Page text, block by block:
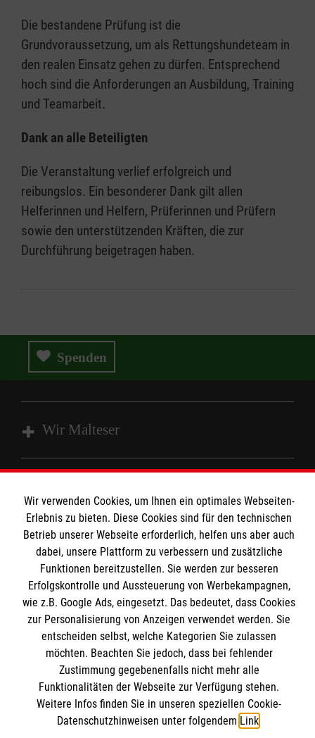
Die bestandene Prüfung ist die
Grundvoraussetzung, um als Rettungshundeteam in
den realen Einsatz gehen zu dürfen. Entsprechend
hoch sind die Anforderungen an Ausbildung, Training
und Teamarbeit.
Dank an alle Beteiligten
Die Veranstaltung verlief erfolgreich und
reibungslos. Ein besonderer Dank gilt allen
Helferinnen und Helfern, Prüferinnen und Prüfern
sowie den unterstützenden Kräften, die zur
Durchführung beigetragen haben.
Spenden
Wir Malteser
Angebote & Leistungen
Kursangebote
Mitarbeiten
Wir Malteser
Informationen
Kontakt
Impressum
Datenschutz
Barrierefreiheit
Interner Bereich
Malteser online
Malteserorden
Malteser Jugend
Malteser International
Sharepoint
Spendenkonto
Empfänger: Malteser Hilfsdienst e.V.
Wir verwenden Cookies, um Ihnen ein optimales Webseiten-
Erlebnis zu bieten. Diese Cookies sind für den technischen
Betrieb unserer Webseite erforderlich, helfen uns aber auch
dabei, unsere Plattform zu verbessern und zusätzliche
Funktionen bereitzustellen. Sie werden zur besseren
Erfolgskontrolle und Aussteuerung von Werbekampagnen,
wie z.B. Google Ads, eingesetzt. Das bedeutet, dass Cookies
zur Personalisierung von Anzeigen verwendet werden. Sie
entscheiden selbst, welche Kategorien Sie zulassen
möchten. Beachten Sie jedoch, dass bei fehlender
Zustimmung gegebenenfalls nicht mehr alle
Funktionalitäten der Webseite zur Verfügung stehen.
Weitere Infos finden Sie in unseren speziellen Cookie-
Datenschutzhinweisen unter folgendem Link.